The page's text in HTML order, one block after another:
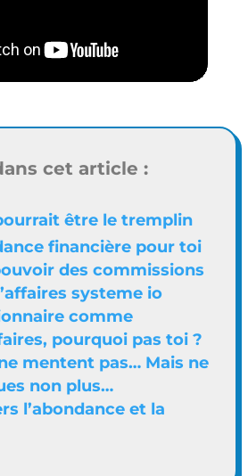
cet article :
être le tremplin
financière pour toi
des commissions
systeme io
comme
pourquoi pas toi ?
mentent pas… Mais ne
non plus…
l’abondance et la